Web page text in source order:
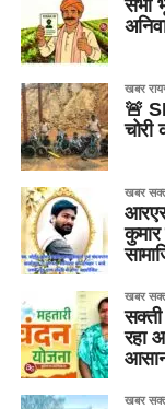
सभी
खबर
🚨
चोरी
खबर
खबर
रहा
खबर